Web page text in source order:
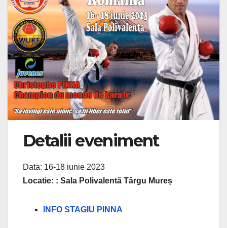
Detalii eveniment
Data: 16-18 iunie 2023
Locatie: : Sala Polivalentă Târgu Mureș
INFO STAGIU PINNA